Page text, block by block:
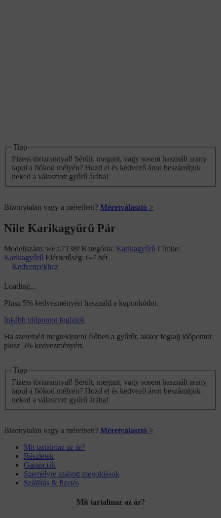
Tipp
Fizess törtarannyal! Sérült, megunt, vagy sosem használt arany
lapul a fiókod mélyén? Hozd el és kedvező áron beszámítjuk
neked a választott gyűrű árába!
Bizonytalan vagy a méretben? Méretválasztó >
Nile Karikagyűrű Pár
Modellszám: we.t.7138f Kategória: Karikagyűrű Címke:
Karikagyűrű Elérhetőség: 6-7 hét
Kedvencekhez
Loading...
Plusz 5% kedvezményért használd a kuponkódot.
Inkább időpontot foglalok
Ha szeretnéd megtekinteni élőben a gyűrűt, akkor foglalj időpontot
plusz 5% kedvezményért.
Tipp
Fizess törtarannyal! Sérült, megunt, vagy sosem használt arany
lapul a fiókod mélyén? Hozd el és kedvező áron beszámítjuk
neked a választott gyűrű árába!
Bizonytalan vagy a méretben? Méretválasztó >
Mit tartalmaz az ár?
Részletek
Garanciák
Személyre szabott megoldások
Szállítás & fizetés
Mit tartalmaz az ár?